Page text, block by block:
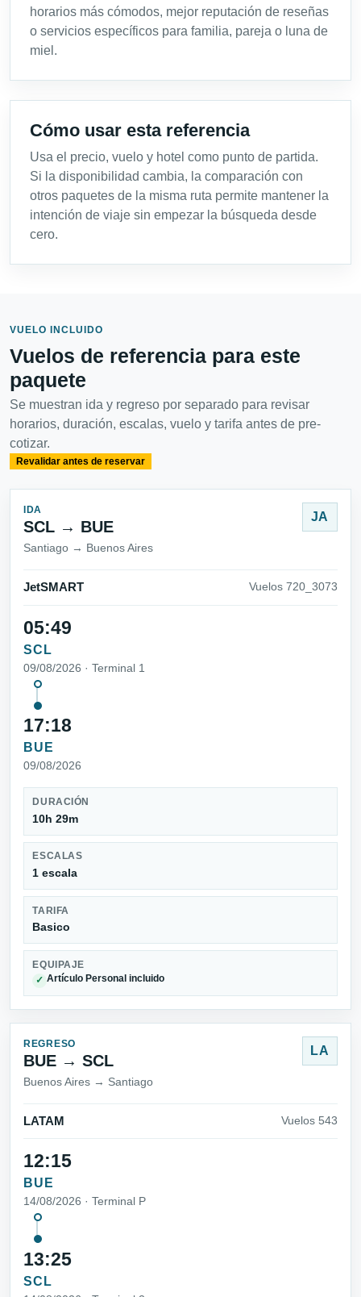
horarios más cómodos, mejor reputación de reseñas
o servicios específicos para familia, pareja o luna de
miel.
Cómo usar esta referencia
Usa el precio, vuelo y hotel como punto de partida.
Si la disponibilidad cambia, la comparación con
otros paquetes de la misma ruta permite mantener la
intención de viaje sin empezar la búsqueda desde
cero.
VUELO INCLUIDO
Vuelos de referencia para este
paquete
Se muestran ida y regreso por separado para revisar
horarios, duración, escalas, vuelo y tarifa antes de pre-
cotizar.
Revalidar antes de reservar
IDA
SCL → BUE
Santiago → Buenos Aires
JA
JetSMART Vuelos 720_3073
05:49
SCL
09/08/2026 · Terminal 1
17:18
BUE
09/08/2026
DURACIÓN
10h 29m
ESCALAS
1 escala
TARIFA
Basico
EQUIPAJE
✓ Artículo Personal incluido
REGRESO
BUE → SCL
Buenos Aires → Santiago
LA
LATAM Vuelos 543
12:15
BUE
14/08/2026 · Terminal P
13:25
SCL